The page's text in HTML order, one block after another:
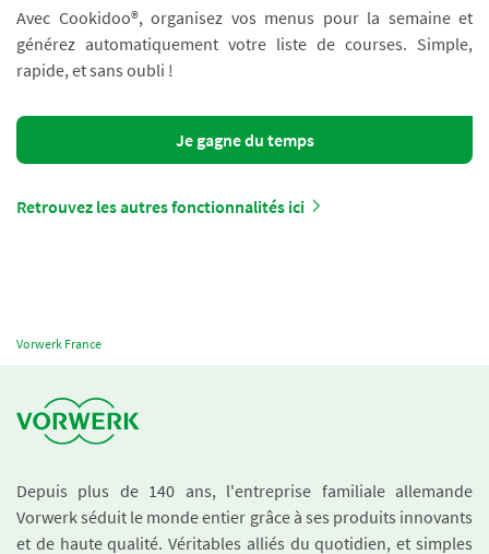
Avec Cookidoo®, organisez vos menus pour la semaine et
générez automatiquement votre liste de courses. Simple,
rapide, et sans oubli !
Je gagne du temps
Retrouvez les autres fonctionnalités ici
Vorwerk France
Depuis plus de 140 ans, l'entreprise familiale allemande
Vorwerk séduit le monde entier grâce à ses produits innovants
et de haute qualité. Véritables alliés du quotidien, et simples